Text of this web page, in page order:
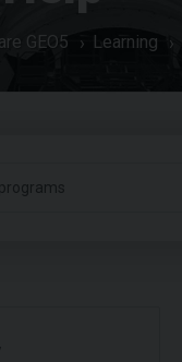
GEO5 Learning